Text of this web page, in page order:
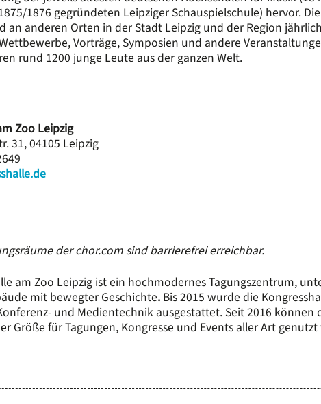
1876 gegründeten Leipziger Schauspielschule) hervor.
an anderen Orten in der Stadt Leipzig und der Region
Vorträge, Symposien und andere
rund 1200 junge Leute aus der ganzen Welt.
Zoo Leipzig
31, 04105 Leipzig
der chor.com sind barrierefrei erreichbar.
am Zoo Leipzig ist ein hochmodernes Tagungszentrum,
mit bewegter Geschichte. Bis 2015 wurde die
und Medientechnik ausgestattet. Seit 2016 können
Größe für Tagungen, Kongresse und Events aller Art